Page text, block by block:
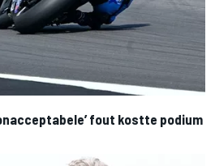
fout kostte podium